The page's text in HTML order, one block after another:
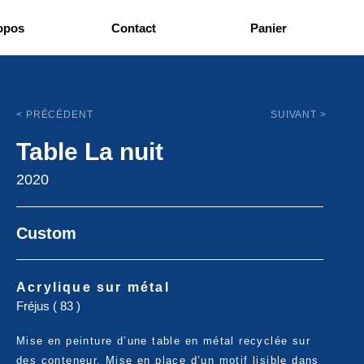
Contact Panier
< PRÉCÉDENT SUIVANT >
Table La nuit
2020
Custom
Acrylique sur métal
Fréjus ( 83 )
Mise en peinture d’une table en métal recyclée sur
des conteneur. Mise en place d’un motif lisible dans